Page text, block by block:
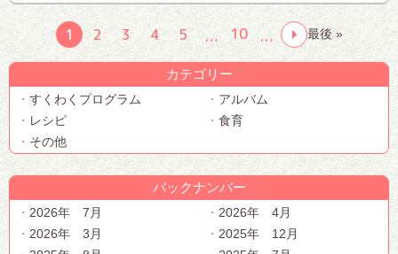
1 2 3 4 5 … 10 … 最後 »
カテゴリー
すくわくプログラム
アルバム
レシピ
食育
その他
バックナンバー
2026年 7月
2026年 4月
2026年 3月
2025年 12月